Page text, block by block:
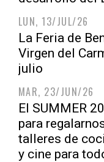
LUN, 13/JUL/26
La Feria de
Virgen del
julio
MAR, 23/JUN/26
El SUMMER
para
talleres de
y cine para